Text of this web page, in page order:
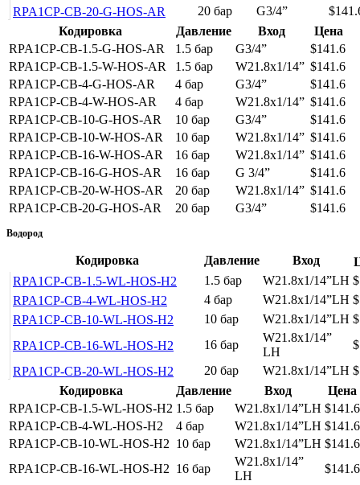
RPA1CP-CB-20-G-HOS-AR
20 бар G3/4”
Кодировка
Давление Вход
Цена
RPA1CP-CB-1.5-G-HOS-AR
1.5 бар G3/4”
$141.6
RPA1CP-CB-1.5-W-HOS-AR
1.5 бар W21.8x1/14” $141.6
RPA1CP-CB-4-G-HOS-AR
4 бар G3/4”
$141.6
RPA1CP-CB-4-W-HOS-AR
4 бар W21.8x1/14” $141.6
RPA1CP-CB-10-G-HOS-AR
10 бар G3/4”
$141.6
RPA1CP-CB-10-W-HOS-AR
10 бар W21.8x1/14” $141.6
RPA1CP-CB-16-W-HOS-AR
16 бар W21.8x1/14” $141.6
RPA1CP-CB-16-G-HOS-AR
16 бар G 3/4”
$141.6
RPA1CP-CB-20-W-HOS-AR
20 бар W21.8x1/14” $141.6
RPA1CP-CB-20-G-HOS-AR
20 бар G3/4” $141.6
Водород
Кодировка Давление Вход
RPA1CP-CB-1.5-WL-HOS-H2
1.5 бар W21.8x1/14”LH
RPA1CP-CB-4-WL-HOS-H2
4 бар W21.8x1/14”LH
RPA1CP-CB-10-WL-HOS-H2
10 бар W21.8x1/14”LH
RPA1CP-CB-16-WL-HOS-H2
16 бар
W21.8x1/14”
LH
RPA1CP-CB-20-WL-HOS-H2
20 бар W21.8x1/14”LH
Кодировка
Давление Вход
Цена
RPA1CP-CB-1.5-WL-HOS-H2 1.5 бар W21.8x1/14”LH $141.6
RPA1CP-CB-4-WL-HOS-H2
4 бар W21.8x1/14”LH $141.6
RPA1CP-CB-10-WL-HOS-H2 10 бар W21.8x1/14”LH $141.6
RPA1CP-CB-16-WL-HOS-H2 16 бар
W21.8x1/14”
LH
$141.6